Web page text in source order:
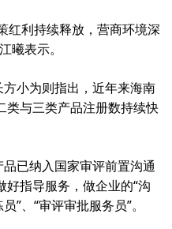
红利持续释放，营商环境深
曦表示。
小为则指出，近年来海南
类与三类产品注册数持续快
已纳入国家审评前置沟通
指导服务，做企业的“沟
”、“审评审批服务员”。